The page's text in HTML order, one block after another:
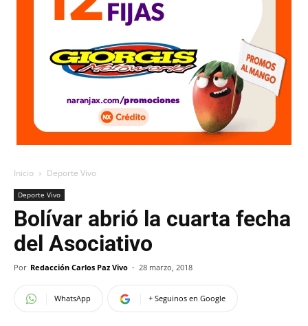
Inicio Deporte Vivo
Deporte Vivo
Bolívar abrió la cuarta fecha
del Asociativo
Por Redacción Carlos Paz Vivo - 28 marzo, 2018
WhatsApp + Seguinos en Google